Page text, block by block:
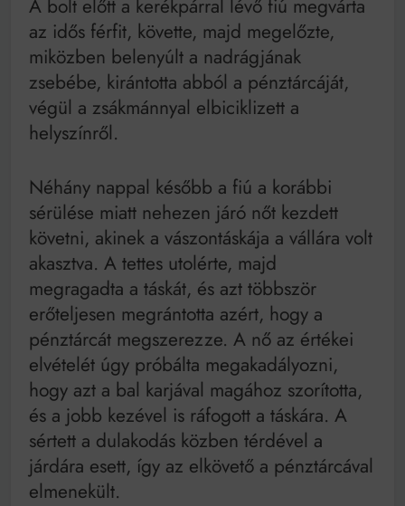
A bolt előtt a kerékpárral lévő fiú megvárta
az idős férfit, követte, majd megelőzte,
miközben belenyúlt a nadrágjának
zsebébe, kirántotta abból a pénztárcáját,
végül a zsákmánnyal elbiciklizett a
helyszínről.
Néhány nappal később a fiú a korábbi
sérülése miatt nehezen járó nőt kezdett
követni, akinek a vászontáskája a vállára volt
akasztva. A tettes utolérte, majd
megragadta a táskát, és azt többször
erőteljesen megrántotta azért, hogy a
pénztárcát megszerezze. A nő az értékei
elvételét úgy próbálta megakadályozni,
hogy azt a bal karjával magához szorította,
és a jobb kezével is ráfogott a táskára. A
sértett a dulakodás közben térdével a
járdára esett, így az elkövető a pénztárcával
elmenekült.